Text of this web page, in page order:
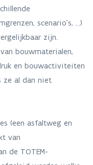
scenario’s, …)
zijn.
bouwmaterialen,
en bouwactiviteiten
ze al dan niet
(een asfaltweg en
van
de TOTEM-